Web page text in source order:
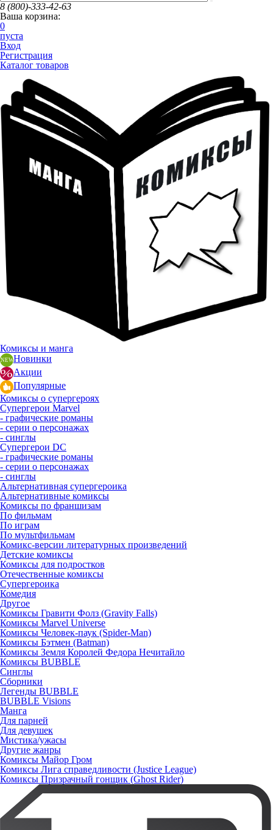
8 (800)-333-42-63
Ваша корзина:
0
пуста
Вход
Регистрация
Каталог товаров
Комиксы и манга
Новинки
Акции
Популярные
Комиксы о супергероях
Супергерои Marvel
- графические романы
- серии о персонажах
- синглы
Супергерои DC
- графические романы
- серии о персонажах
- синглы
Альтернативная супергероика
Альтернативные комиксы
Комиксы по франшизам
По фильмам
По играм
По мультфильмам
Комикс-версии литературных произведений
Детские комиксы
Комиксы для подростков
Отечественные комиксы
Супергероика
Комедия
Другое
Комиксы Гравити Фолз (Gravity Falls)
Комиксы Marvel Universe
Комиксы Человек-паук (Spider-Man)
Комиксы Бэтмен (Batman)
Комиксы Земля Королей Федора Нечитайло
Комиксы BUBBLE
Синглы
Сборники
Легенды BUBBLE
BUBBLE Visions
Манга
Для парней
Для девушек
Мистика/ужасы
Другие жанры
Комиксы Майор Гром
Комиксы Лига справедливости (Justice League)
Комиксы Призрачный гонщик (Ghost Rider)